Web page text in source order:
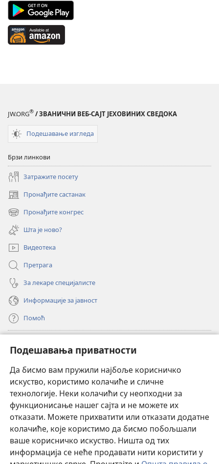
Подешавања приватности
Да бисмо вам пружили најбоље корисничко
искуство, користимо колачиће и сличне
технологије. Неки колачићи су неопходни за
функционисање нашег сајта и не можете их
отказати. Можете прихватити или отказати додатне
колачиће, које користимо да бисмо побољшали
ваше корисничко искуство. Ништа од тих
информација се неће продавати нити користити у
Android
App
on
Google
Available
at
JW.ORG® / ЗВАНИЧНИ ВЕБ-САЈТ ЈЕХОВИНИХ СВЕДОКА
Подешавање изгледа
Брзи линкови
Затражите посету
Пронађите састанак
(отвара
нови
прозор)
Пронађите конгрес
(отвара
нови
прозор)
Шта је ново?
Видеотека
Претрага
За лекаре специјалисте
Информације за јавност
Помоћ
(отвара
нови
прозор)ОНЛАЈН БИБЛИОТЕКА Watchtower
(отвара
нови
прозор)JW Hub®
(отвара
нови
прозор)JW Library
Watchtower Library ®